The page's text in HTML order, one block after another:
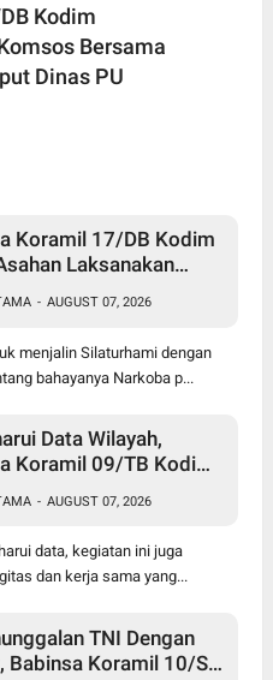
Kodim
Bersama
Dinas PU
Koramil 17/DB Kodim
Laksanakan
- AUGUST 07, 2026
menjalin Silaturhami dengan
bahayanya Narkoba p...
Data Wilayah,
Koramil 09/TB Kodim
Kelurahan
- AUGUST 07, 2026
data, kegiatan ini juga
dan kerja sama yang...
TNI Dengan
Babinsa Koramil 10/SK